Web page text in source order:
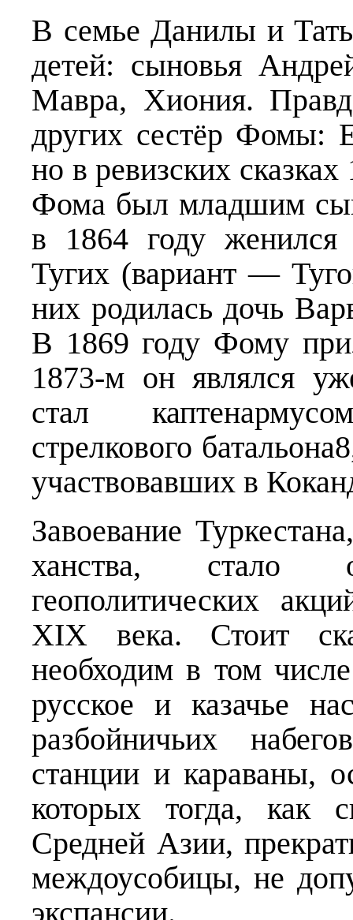
В семье Данилы и
детей: сыновья
Мавра, Хиония.
других сестёр Фомы:
но в ревизских
Фома был младшим
в 1864 году
Тугих (вариант —
них родилась дочь
В 1869 году Фому
1873-м он являлся
стал
стрелкового
участвовавших в
Завоевание
ханства, стало
геополитических
XIX века. Стоит
необходим в том
русское и казачье
разбойничьих
станции и караваны,
которых тогда, как
Средней Азии,
междоусобицы, не
экспансии.